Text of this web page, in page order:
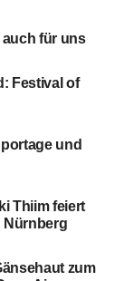
auch für uns
Festival of
und
Thiim feiert
Nürnberg
zum